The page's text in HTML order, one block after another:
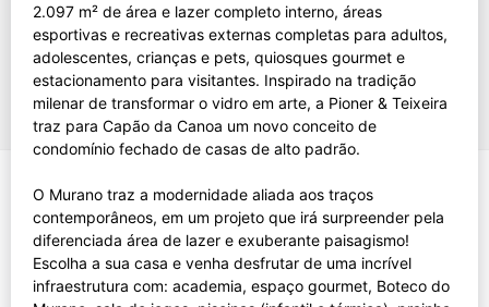
2.097 m² de área e lazer completo interno, áreas
esportivas e recreativas externas completas para adultos,
adolescentes, crianças e pets, quiosques gourmet e
estacionamento para visitantes. Inspirado na tradição
milenar de transformar o vidro em arte, a Pioner & Teixeira
traz para Capão da Canoa um novo conceito de
condomínio fechado de casas de alto padrão.
O Murano traz a modernidade aliada aos traços
contemporâneos, em um projeto que irá surpreender pela
diferenciada área de lazer e exuberante paisagismo!
Escolha a sua casa e venha desfrutar de uma incrível
infraestrutura com: academia, espaço gourmet, Boteco do